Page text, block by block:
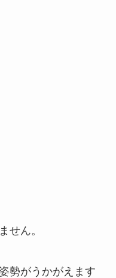
せん。
勢がうかがえます